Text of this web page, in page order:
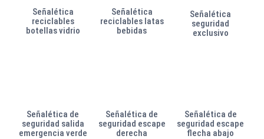
Señalética
reciclables
botellas vidrio
Señalética
reciclables latas
bebidas
Señalética
seguridad
exclusivo
Señalética de
seguridad salida
emergencia verde
Señalética de
seguridad escape
derecha
Señalética de
seguridad escape
flecha abajo